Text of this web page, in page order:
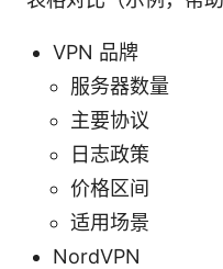
VPN 品牌
服务器数量
主要协议
日志政策
价格区间
适用场景
NordVPN